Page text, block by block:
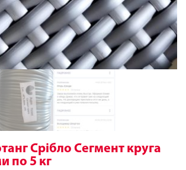
Срібло Сегмент круга
по 5 кг